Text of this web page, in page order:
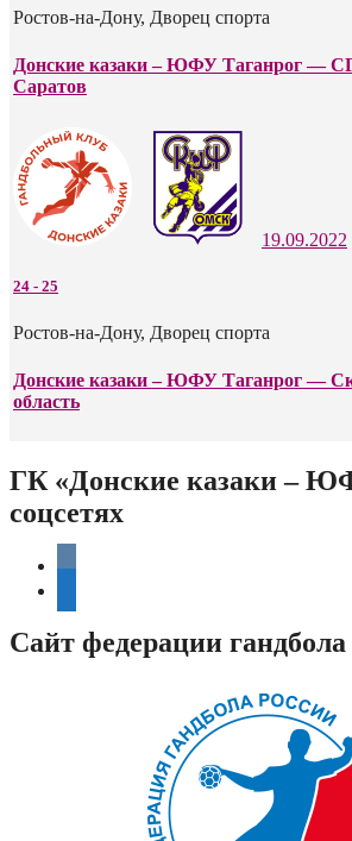
Ростов-на-Дону, Дворец спорта
Донские казаки – ЮФУ Таганрог —
Саратов
19.09.2022
24 - 25
Ростов-на-Дону, Дворец спорта
Донские казаки – ЮФУ Таганрог —
область
ГК «Донские казаки –
соцсетях
Сайт федерации